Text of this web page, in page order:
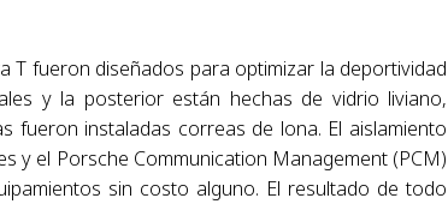
T fueron diseñados para optimizar la deportividad
y la posterior están hechas de vidrio liviano,
fueron instaladas correas de lona. El aislamiento
y el Porsche Communication Management (PCM)
sin costo alguno. El resultado de todo